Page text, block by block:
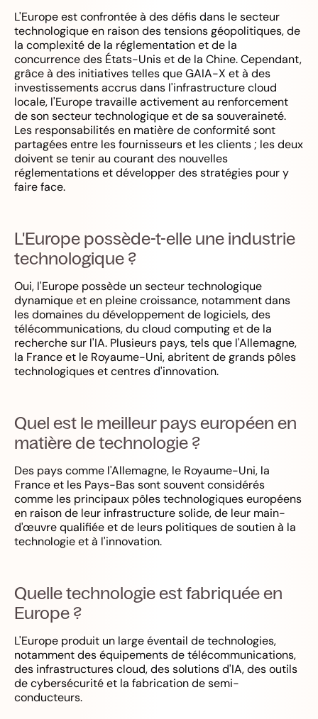
L'Europe est confrontée à des défis dans le secteur
technologique en raison des tensions géopolitiques, de
la complexité de la réglementation et de la
concurrence des États-Unis et de la Chine. Cependant,
grâce à des initiatives telles que GAIA-X et à des
investissements accrus dans l'infrastructure cloud
locale, l'Europe travaille activement au renforcement
de son secteur technologique et de sa souveraineté.
Les responsabilités en matière de conformité sont
partagées entre les fournisseurs et les clients ; les deux
doivent se tenir au courant des nouvelles
réglementations et développer des stratégies pour y
faire face.
L'Europe possède-t-elle une industrie
technologique ?
Oui, l'Europe possède un secteur technologique
dynamique et en pleine croissance, notamment dans
les domaines du développement de logiciels, des
télécommunications, du cloud computing et de la
recherche sur l'IA. Plusieurs pays, tels que l'Allemagne,
la France et le Royaume-Uni, abritent de grands pôles
technologiques et centres d'innovation.
Quel est le meilleur pays européen en
matière de technologie ?
Des pays comme l'Allemagne, le Royaume-Uni, la
France et les Pays-Bas sont souvent considérés
comme les principaux pôles technologiques européens
en raison de leur infrastructure solide, de leur main-
d'œuvre qualifiée et de leurs politiques de soutien à la
technologie et à l'innovation.
Quelle technologie est fabriquée en
Europe ?
L'Europe produit un large éventail de technologies,
notamment des équipements de télécommunications,
des infrastructures cloud, des solutions d'IA, des outils
de cybersécurité et la fabrication de semi-
conducteurs.